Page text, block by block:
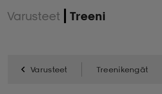
Varusteet Treeni
Varusteet Treenikengät